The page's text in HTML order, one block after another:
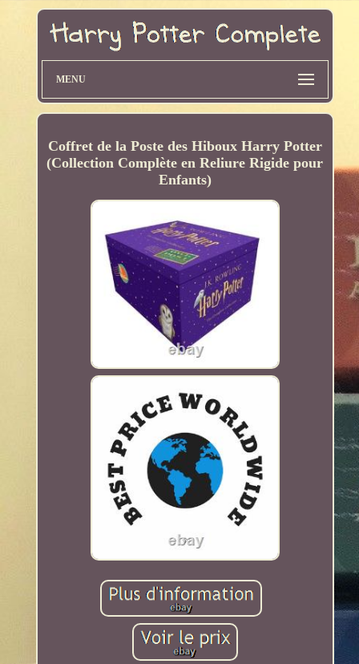
MENU
Coffret de la Poste des Hiboux Harry Potter
(Collection Complète en Reliure Rigide pour
Enfants)